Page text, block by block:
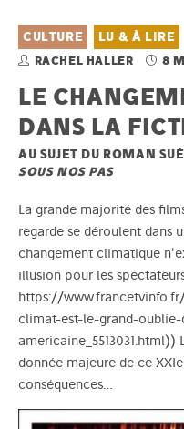
CULTURE LU & À LIRE
RACHEL HALLER 8
LE
DANS LA
AU SUJET DU ROMAN
SOUS NOS PAS
La grande majorité des
regarde se déroulent dans
changement climatique
illusion pour les
https://
climat-est-le-grand-
donnée majeure de ce
conséquences…